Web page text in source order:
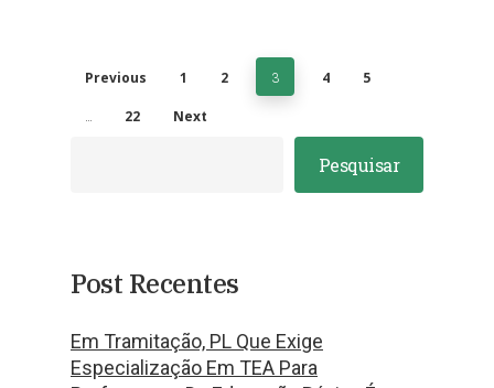
Previous 1 2 3 4 5
22 Next
Pesquisar
Post Recentes
Em Tramitação, PL Que Exige
Especialização Em TEA Para